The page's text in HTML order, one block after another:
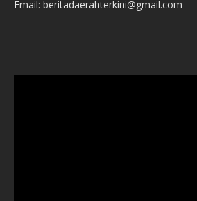
Email: beritadaerahterkini@gmail.com